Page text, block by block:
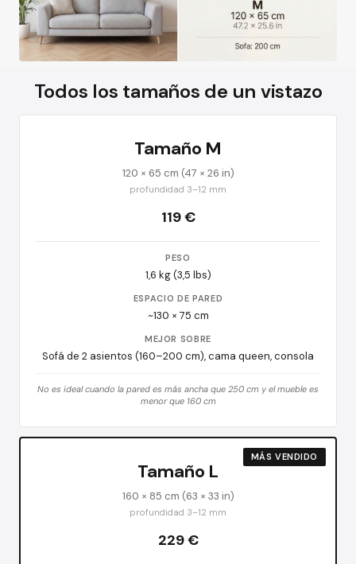
Todos los tamaños de un vistazo
Tamaño M
120 × 65 cm (47 × 26 in)
profundidad 3–12 mm
119 €
PESO
1,6 kg (3,5 lbs)
ESPACIO DE PARED
~130 × 75 cm
MEJOR SOBRE
Sofá de 2 asientos (160–200 cm), cama queen, consola
No es ideal cuando la pared es más ancha que 250 cm y el mueble es
menor que 160 cm
MÁS VENDIDO
Tamaño L
160 × 85 cm (63 × 33 in)
profundidad 3–12 mm
229 €